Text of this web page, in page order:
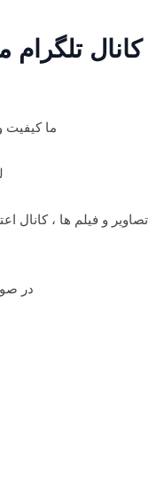
کانال
ما
تصاویر و فیلم ها ، کانال
در